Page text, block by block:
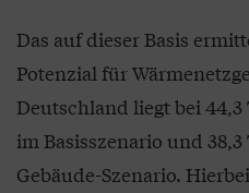
Das auf dieser Basis
Potenzial für
Deutschland liegt bei
im Basisszenario und
Gebäude-Szenario.